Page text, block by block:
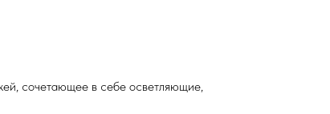
сочетающее в себе осветляющие,